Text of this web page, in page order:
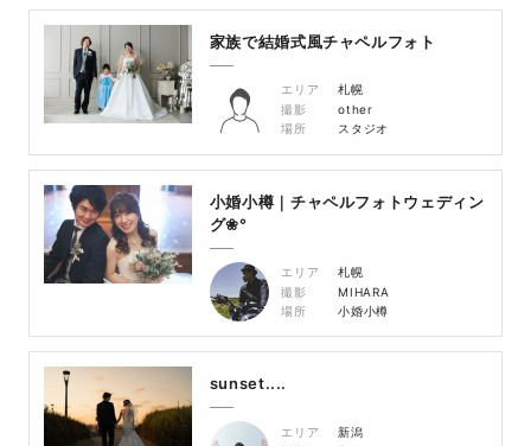
家族で結婚式風チャペルフォト
エリア
札幌
撮影
other
場所
スタジオ
小婚小樽｜チャペルフォトウェディン
グ❀°
エリア
札幌
撮影
MIHARA
場所
小婚小樽
sunset....
エリア
新潟